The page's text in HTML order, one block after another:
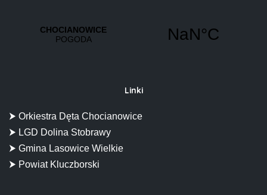
Linki
⮞ Orkiestra Dęta Chocianowice
⮞ LGD Dolina Stobrawy
⮞ Gmina Lasowice Wielkie
⮞ Powiat Kluczborski